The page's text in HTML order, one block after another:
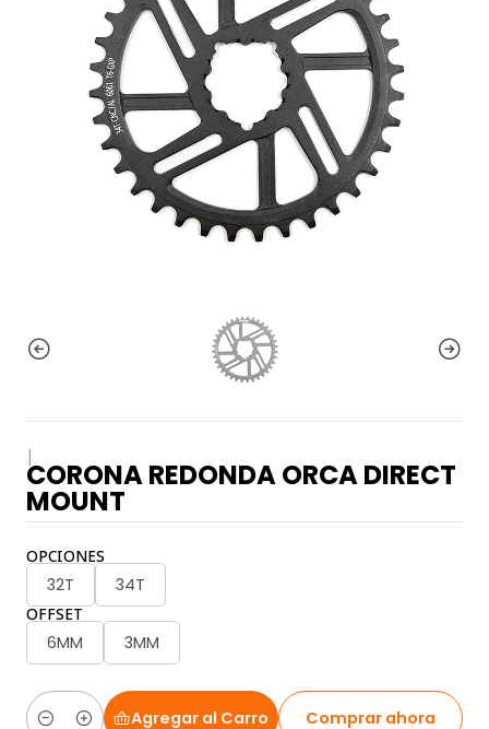
|
CORONA REDONDA ORCA DIRECT
MOUNT
OPCIONES
32T 34T
OFFSET
6MM 3MM
Agregar al Carro Comprar ahora